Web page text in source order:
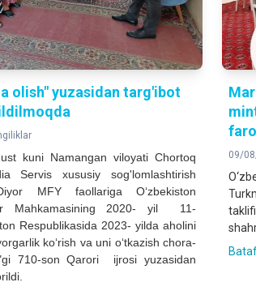
olish" yuzasidan targ'ibot
kuni Namangan viloyati Chortoq
Servis xususiy sog'lomlashtirish
MFY faollariga O‘zbekiston
Mahkamasining 2020- yil 11-
Respublikasida 2023- yilda aholini
ko‘rish va uni o‘tkazish chora-
710-son Qarori ijrosi yuzasidan
09/